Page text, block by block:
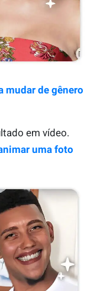
mudar de gênero
em vídeo.
uma foto